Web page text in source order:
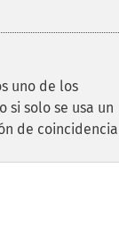
uno de los
si solo se usa un
de coincidencia